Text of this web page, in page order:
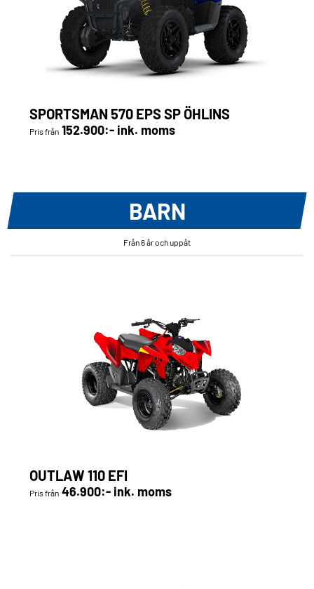
SPORTSMAN 570 EPS SP ÖHLINS
Pris från 152.900:- ink. moms
BARN
Från 6 år och uppåt
OUTLAW 110 EFI
Pris från 46.900:- ink. moms